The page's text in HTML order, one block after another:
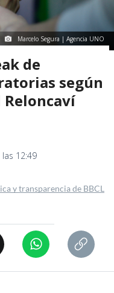
Marcelo Segura | Agencia UNO
de
según
Reloncaví
12:49
y transparencia de BBCL